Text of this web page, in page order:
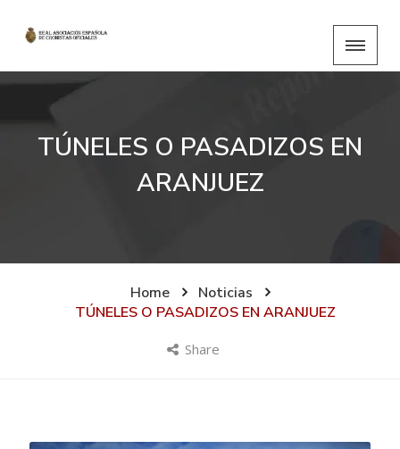
TÚNELES O PASADIZOS EN
ARANJUEZ
Home
Noticias
TÚNELES O PASADIZOS EN ARANJUEZ
Share